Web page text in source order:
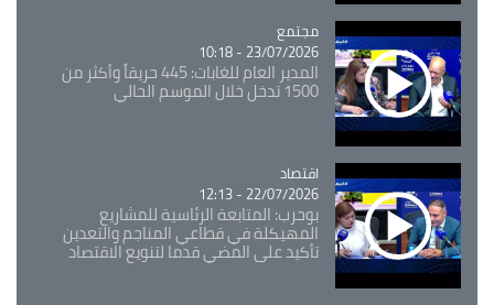
Catégorie
مجتمع
23/07/2026 - 10:18
المدير العام للغابات: 445 حريقاً وأكثر من
1500 تدخل خلال الموسم الحالي
Catégorie
اقتصاد
22/07/2026 - 12:13
بوحرب: المتابعة الرئاسية للمشاريع
المهيكلة في قطاعي المناجم والتعدين
تأكيد على المضي قدما لتنويع الاقتصاد